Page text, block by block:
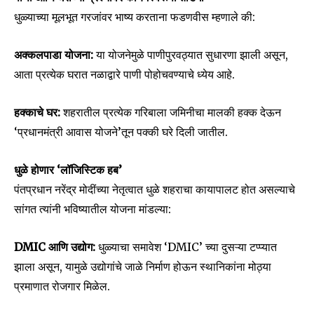
धुळ्याच्या मूलभूत गरजांवर भाष्य करताना फडणवीस म्हणाले की:
अक्कलपाडा योजना:या योजनेमुळे पाणीपुरवठ्यात सुधारणा झाली असून,
आता प्रत्येक घरात नळाद्वारे पाणी पोहोचवण्याचे ध्येय आहे.
हक्काचे घर:शहरातील प्रत्येक गरिबाला जमिनीचा मालकी हक्क देऊन
‘प्रधानमंत्री आवास योजने’तून पक्की घरे दिली जातील.
धुळे होणार ‘लॉजिस्टिक हब’
पंतप्रधान नरेंद्र मोदींच्या नेतृत्वात धुळे शहराचा कायापालट होत असल्याचे
सांगत त्यांनी भविष्यातील योजना मांडल्या:
DMIC आणि उद्योग: धुळ्याचा समावेश ‘DMIC’ च्या दुसऱ्या टप्प्यात
झाला असून, यामुळे उद्योगांचे जाळे निर्माण होऊन स्थानिकांना मोठ्या
प्रमाणात रोजगार मिळेल.